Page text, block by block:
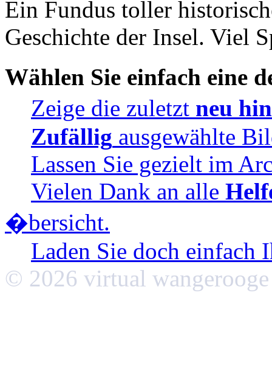
Ein Fundus toller
Geschichte der Insel. Viel
Wählen Sie einfach eine
Zeige die zuletzt neu
Zufällig ausgewählte
Lassen Sie gezielt im
Vielen Dank an alle
�bersicht.
Laden Sie doch einfach
© 2026 virtual wangerooge